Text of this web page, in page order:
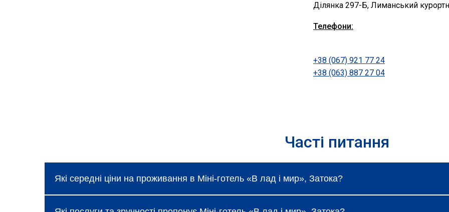
Ділянка 297-Б, Лиманський
Телефони:
+38 (067) 921 77 24
+38 (063) 887 27 04
Часті питання
Які середні ціни на проживання в Міні-готель «В лад і мир», Затока?